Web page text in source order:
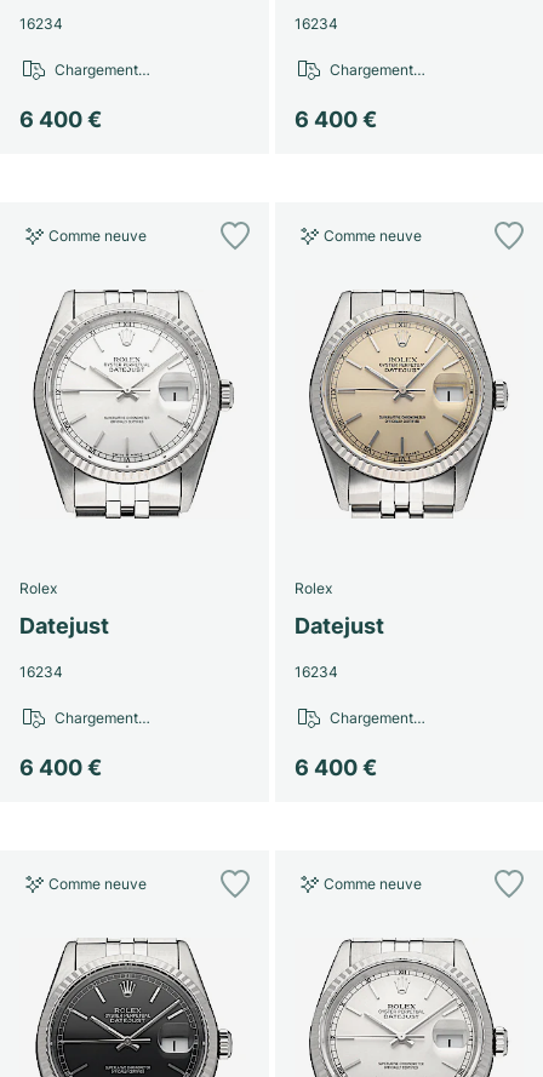
16234
6 400 €
Chargement…
16234
6 400 €
Chargement…
Comme neuve
Rolex
Datejust
16234
6 400 €
Chargement…
Comme neuve
Rolex
Datejust
16234
6 400 €
Chargement…
Comme neuve Comme neuve